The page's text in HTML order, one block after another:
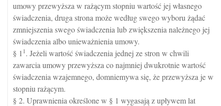
umowy przewyższa w rażącym stopniu wartość jej własnego
świadczenia, druga strona może według swego wyboru żądać
zmniejszenia swego świadczenia lub zwiększenia należnego jej
świadczenia albo unieważnienia umowy.
§ 1 1. Jeżeli wartość świadczenia jednej ze stron w chwili
zawarcia umowy przewyższa co najmniej dwukrotnie wartość
świadczenia wzajemnego, domniemywa się, że przewyższa je w
stopniu rażącym.
§ 2. Uprawnienia określone w § 1 wygasają z upływem lat